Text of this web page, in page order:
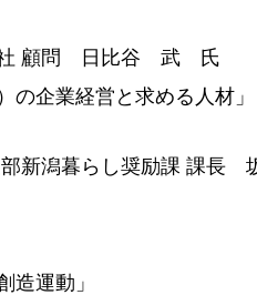
社 顧問 日比谷 武 氏
の企業経営と求める人材」
部新潟暮らし奨励課 課長
造運動」